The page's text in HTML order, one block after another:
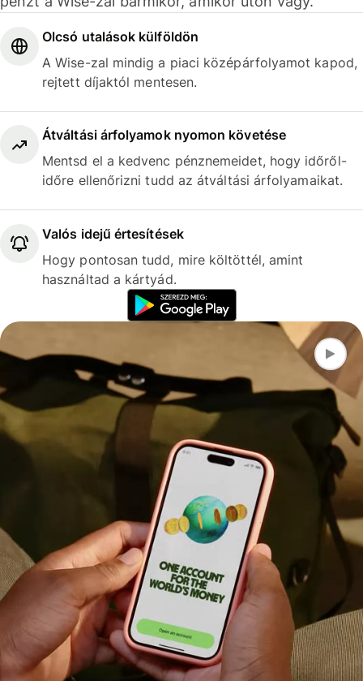
Olcsó utalások külföldön
A Wise-zal mindig a piaci középárfolyamot kapod,
rejtett díjaktól mentesen.
Átváltási árfolyamok nyomon követése
Mentsd el a kedvenc pénznemeidet, hogy időről-
időre ellenőrizni tudd az átváltási árfolyamaikat.
Valós idejű értesítések
Hogy pontosan tudd, mire költöttél, amint
használtad a kártyád.